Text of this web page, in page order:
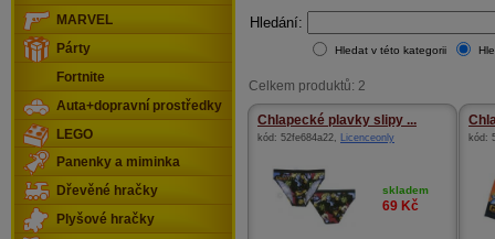
Hledání:
Hledat v této kategorii
Celkem produktů: 2
Chlapecké plavky slipy ...
kód: 52fe684a22, Licenceonly
skladem
69 Kč
kód:
MARVEL
Párty
Fortnite
Auta+dopravní prostředky
LEGO
Panenky a miminka
Dřevěné hračky
Plyšové hračky